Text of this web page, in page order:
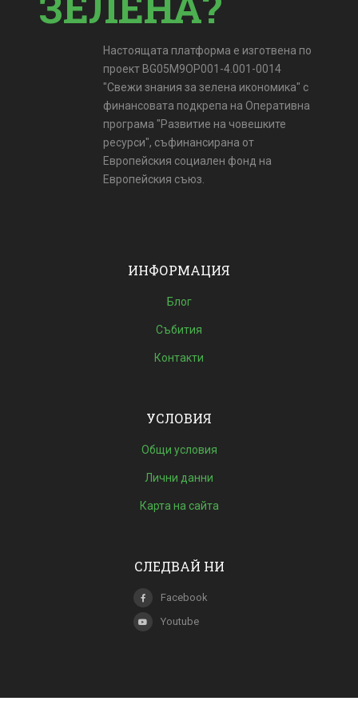
Настоящата платформа е изготвена по
проект BG05M9OP001-4.001-0014
"Свежи знания за зелена икономика" с
финансовата подкрепа на Оперативна
програма "Развитие на човешките
ресурси", съфинансирана от
Европейския социален фонд на
Европейския съюз.
ИНФОРМАЦИЯ
Блог
Събития
Контакти
УСЛОВИЯ
Общи условия
Лични данни
Карта на сайта
СЛЕДВАЙ НИ
Facebook
Youtube